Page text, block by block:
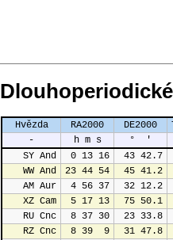
Hvězda RA2000 DE2000
-
h m s
°  '
SY And
0 13 16
43 42.7
WW And
23 44 54
45 41.2
AM Aur
4 56 37
32 12.2
XZ Cam
5 17 13
75 50.1
RU Cnc
8 37 30
23 33.8
RZ Cnc
8 39  9
31 47.8